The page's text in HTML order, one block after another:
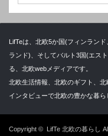
LifTeは、北欧5か国(フィンラン
ランド)、そしてバルト3国(エス
る、北欧webメディアです。
北欧生活情報、北欧のギフト、
インタビューで北欧の豊かな暮ら
Copyright © LifTe 北欧の暮らし